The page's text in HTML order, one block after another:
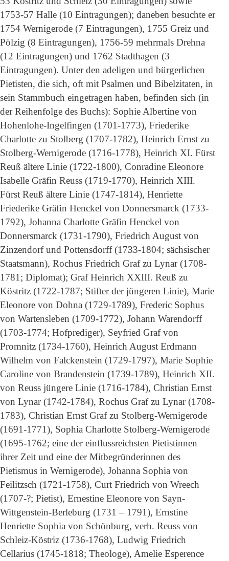
1753-57 Halle (10 Eintragungen); daneben besuchte er
1754 Wernigerode (7 Eintragungen), 1755 Greiz und
Pölzig (8 Eintragungen), 1756-59 mehrmals Drehna
(12 Eintragungen) und 1762 Stadthagen (3
Eintragungen). Unter den adeligen und bürgerlichen
Pietisten, die sich, oft mit Psalmen und Bibelzitaten, in
sein Stammbuch eingetragen haben, befinden sich (in
der Reihenfolge des Buchs): Sophie Albertine von
Hohenlohe-Ingelfingen (1701-1773), Friederike
Charlotte zu Stolberg (1707-1782), Heinrich Ernst zu
Stolberg-Wernigerode (1716-1778), Heinrich XI. Fürst
Reuß ältere Linie (1722-1800), Conradine Eleonore
Isabelle Gräfin Reuss (1719-1770), Heinrich XIII.
Fürst Reuß ältere Linie (1747-1814), Henriette
Friederike Gräfin Henckel von Donnersmarck (1733-
1792), Johanna Charlotte Gräfin Henckel von
Donnersmarck (1731-1790), Friedrich August von
Zinzendorf und Pottensdorff (1733-1804; sächsischer
Staatsmann), Rochus Friedrich Graf zu Lynar (1708-
1781; Diplomat); Graf Heinrich XXIII. Reuß zu
Köstritz (1722-1787; Stifter der jüngeren Linie), Marie
Eleonore von Dohna (1729-1789), Frederic Sophus
von Wartensleben (1709-1772), Johann Warendorff
(1703-1774; Hofprediger), Seyfried Graf von
Promnitz (1734-1760), Heinrich August Erdmann
Wilhelm von Falckenstein (1729-1797), Marie Sophie
Caroline von Brandenstein (1739-1789), Heinrich XII.
von Reuss jüngere Linie (1716-1784), Christian Ernst
von Lynar (1742-1784), Rochus Graf zu Lynar (1708-
1783), Christian Ernst Graf zu Stolberg-Wernigerode
(1691-1771), Sophia Charlotte Stolberg-Wernigerode
(1695-1762; eine der einflussreichsten Pietistinnen
ihrer Zeit und eine der Mitbegründerinnen des
Pietismus in Wernigerode), Johanna Sophia von
Feilitzsch (1721-1758), Curt Friedrich von Wreech
(1707-?; Pietist), Ernestine Eleonore von Sayn-
Wittgenstein-Berleburg (1731 – 1791), Ernstine
Henriette Sophia von Schönburg, verh. Reuss von
Schleiz-Köstriz (1736-1768), Ludwig Friedrich
Cellarius (1745-1818; Theologe), Amelie Esperence